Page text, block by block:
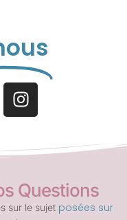
Questions
sur le sujet posées sur